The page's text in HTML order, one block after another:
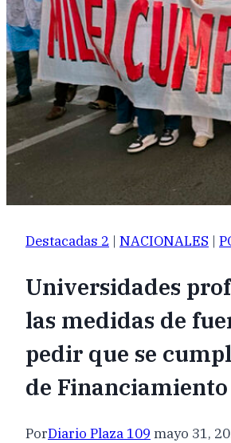
Destacadas 2 | NACIONALES |
Universidades
las medidas de
pedir que se
de Financiamiento
PorDiario Plaza 109 mayo 31,